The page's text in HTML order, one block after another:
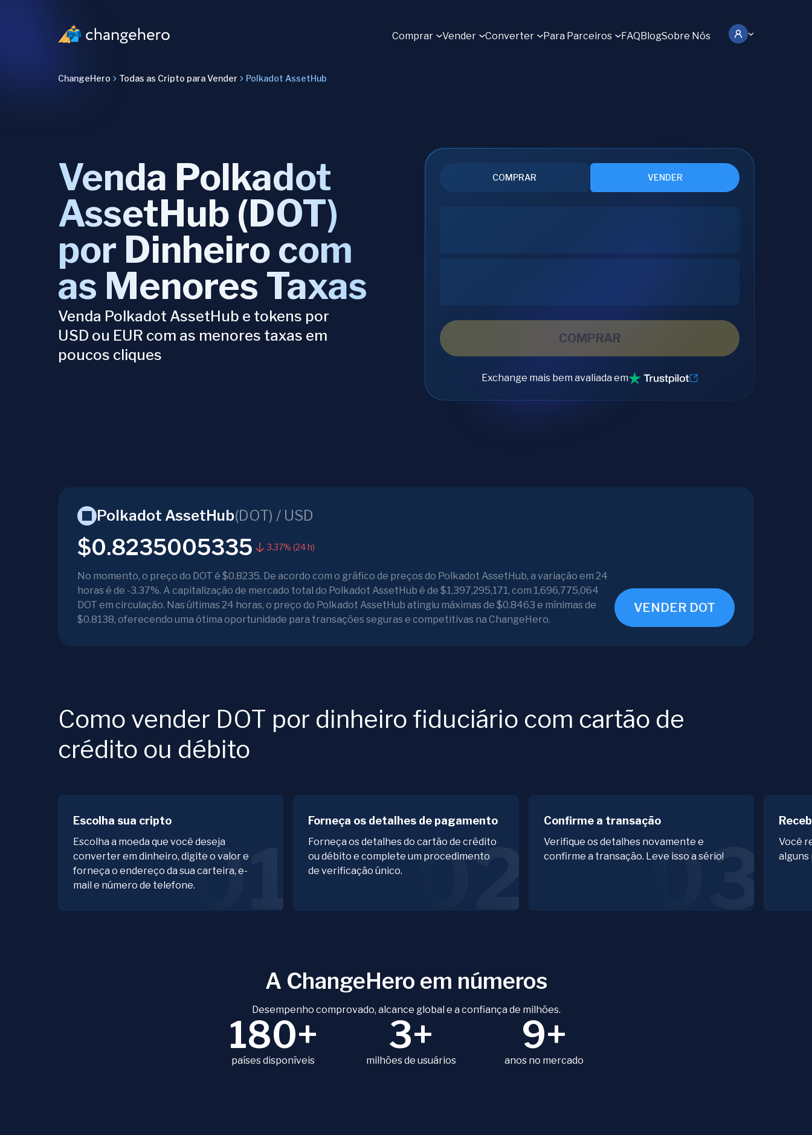
Comprar Vender Converter Para Parceiros FAQBlogSobre Nós
ChangeHero Todas as Cripto para Vender Polkadot AssetHub
Venda Polkadot
AssetHub (DOT)
por Dinheiro com
as Menores Taxas
Venda Polkadot AssetHub e tokens por
USD ou EUR com as menores taxas em
poucos cliques
COMPRAR VENDER
COMPRAR
Exchange mais bem avaliada em
Polkadot AssetHub(DOT) / USD
$0.8235005335 3.37% (24 h)
No momento, o preço do DOT é $0.8235. De acordo com o gráfico de preços do Polkadot AssetHub, a variação em 24
horas é de -3.37%. A capitalização de mercado total do Polkadot AssetHub é de $1,397,295,171, com 1,696,775,064
DOT em circulação. Nas últimas 24 horas, o preço do Polkadot AssetHub atingiu máximas de $0.8463 e mínimas de
$0.8138, oferecendo uma ótima oportunidade para transações seguras e competitivas na ChangeHero.
VENDER DOT
Como vender DOT por dinheiro fiduciário com cartão de
crédito ou débito
Escolha sua cripto
Escolha a moeda que você deseja
converter em dinheiro, digite o valor e
forneça o endereço da sua carteira, e-
mail e número de telefone.01
Forneça os detalhes de pagamento
Forneça os detalhes do cartão de crédito
ou débito e complete um procedimento
de verificação único.
02
Confirme a transação
Verifique os detalhes novamente e
confirme a transação. Leve isso a sério!
03
Você
alguns
A ChangeHero em números
Desempenho comprovado, alcance global e a confiança de milhões.
180+
países disponíveis
3+
milhões de usuários
9+
anos no mercado